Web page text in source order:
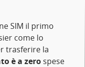
SIM il primo
come lo
trasferire la
è a zero spese